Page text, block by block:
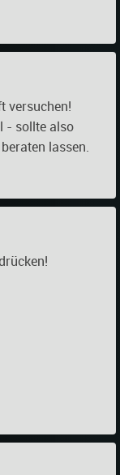
versuchen!
- sollte also
lassen.